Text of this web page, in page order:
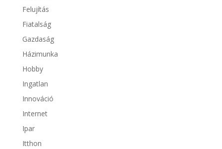
Felujítás
Fiatalság
Gazdaság
Házimunka
Hobby
Ingatlan
Innováció
Internet
Ipar
Itthon